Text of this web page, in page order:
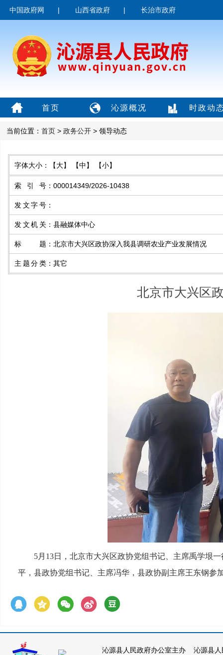
中国政府网 | 山西省政府 | 长治市政府
首页 沁源概况 时政动
当前位置： 首页 > 政务公开 > 领导动态
字体大小： 【大】 【中】 【小】
索引号 ： 000014349/2026-10438
发文字号 ：
发文机关 ： 县融媒体中心
标题 ： 北京市大兴区政协深入我县调研农业产业发展情况
主题分类 ： 其它
北京市大兴区
5月13日，北京市大兴区政协党组书记、主席禹学垠
平，县政协党组书记、主席冯华，县政协副主席王东钢参
沁源县人民政府办公室主办 沁源县